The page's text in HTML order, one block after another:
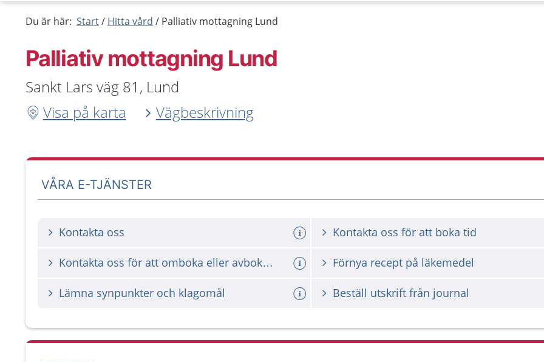
Du är här: Start Hitta vård Palliativ mottagning Lund
Palliativ mottagning Lund
Sankt Lars väg 81, Lund
Visa på karta
Vägbeskrivning
VÅRA E-TJÄNSTER
Kontakta oss Kontakta oss för att boka tid
Kontakta oss för att omboka eller avboka tid Förnya recept på läkemedel
Lämna synpunkter och klagomål Beställ utskrift från journal